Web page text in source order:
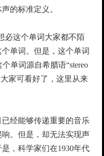
的标准定义。
必这个单词大家都不陌
单词。但是，这个单词
单词源自希腊语“stereo
家可看好了，这里从来
经能够传递重要的音乐
。但是，却无法实现声
，科学家们在1930年代